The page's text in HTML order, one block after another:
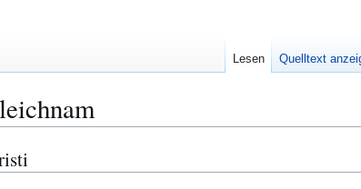
Lesen Quelltext